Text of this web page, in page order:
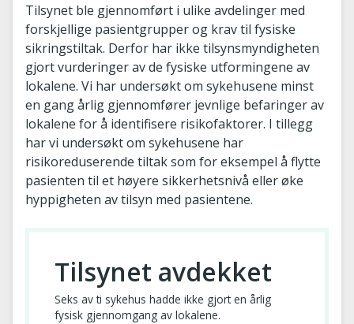
Tilsynet ble gjennomført i ulike avdelinger med
forskjellige pasientgrupper og krav til fysiske
sikringstiltak. Derfor har ikke tilsynsmyndigheten
gjort vurderinger av de fysiske utformingene av
lokalene. Vi har undersøkt om sykehusene minst
en gang årlig gjennomfører jevnlige befaringer av
lokalene for å identifisere risikofaktorer. I tillegg
har vi undersøkt om sykehusene har
risikoreduserende tiltak som for eksempel å flytte
pasienten til et høyere sikkerhetsnivå eller øke
hyppigheten av tilsyn med pasientene.
Tilsynet avdekket
Seks av ti sykehus hadde ikke gjort en årlig
fysisk gjennomgang av lokalene.